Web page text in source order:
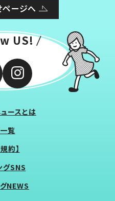
ージへ
US!
ースとは
覧
約】
グSNS
NEWS